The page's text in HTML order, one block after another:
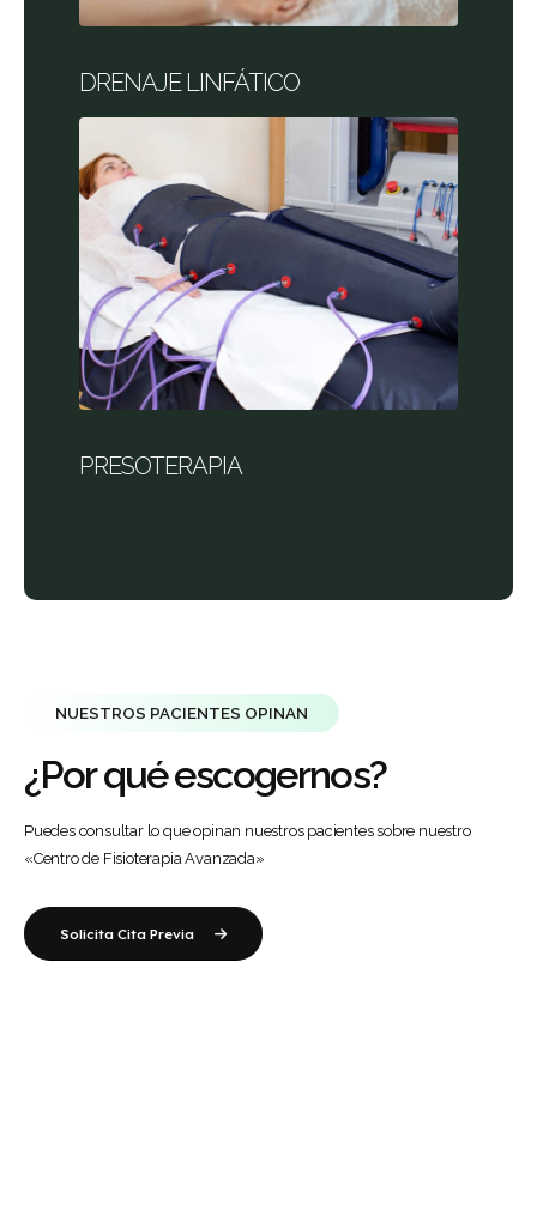
DRENAJE LINFÁTICO
PRESOTERAPIA
NUESTROS PACIENTES OPINAN
¿Por qué escogernos?
Puedes consultar lo que opinan nuestros pacientes sobre nuestro
«Centro de Fisioterapia Avanzada»
Solicita Cita Previa